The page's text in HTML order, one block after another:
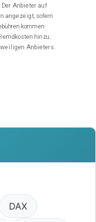
DAX